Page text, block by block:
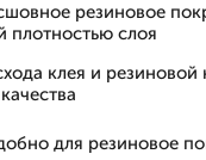
резиновое
плотностью слоя
клея и
для резиновое